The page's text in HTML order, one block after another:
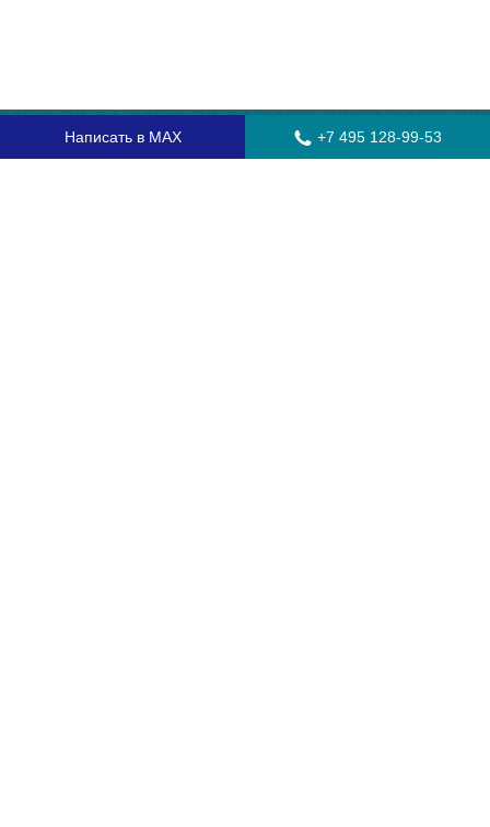
Главная
Написать в MAX +7 495 128-99-53